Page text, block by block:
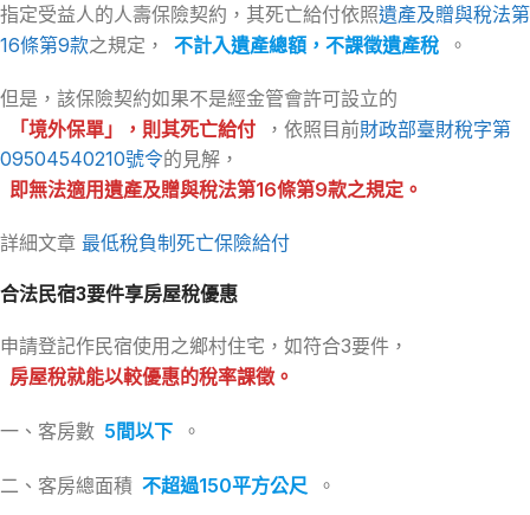
指定受益人的人壽保險契約，其死亡給付依照遺產及贈與稅法第
16條第9款之規定， 不計入遺產總額，不課徵遺產稅 。
但是，該保險契約如果不是經金管會許可設立的
「境外保單」，則其死亡給付
，依照目前財政部臺財稅字第
09504540210號令的見解，
即無法適用遺產及贈與稅法第16條第9款之規定。
詳細文章 最低稅負制死亡保險給付
合法民宿3要件享房屋稅優惠
申請登記作民宿使用之鄉村住宅，如符合3要件，
房屋稅就能以較優惠的稅率課徵。
一、客房數 5間以下 。
二、客房總面積 不超過150平方公尺 。